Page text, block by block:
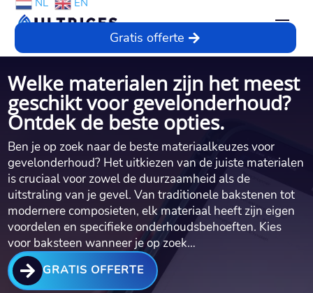
NL EN
Gratis offerte
Welke materialen zijn het meest
geschikt voor gevelonderhoud?
Ontdek de beste opties.​
Ben je op zoek naar de beste materiaalkeuzes voor
gevelonderhoud? Het uitkiezen van de juiste materialen
is cruciaal voor zowel de duurzaamheid als de
uitstraling van je gevel.​ Van traditionele bakstenen tot
modernere composieten, elk materiaal heeft zijn eigen
voordelen en specifieke onderhoudsbehoeften.​ Kies
voor baksteen wanneer je op zoek…
 GRATIS OFFERTE